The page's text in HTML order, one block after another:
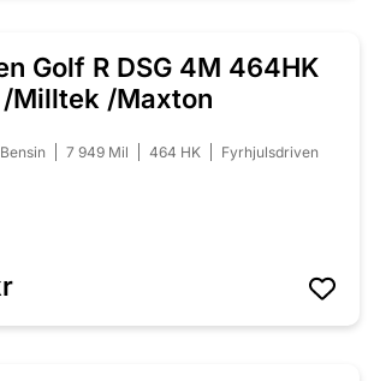
NYINKOMMEN
Golf R DSG 4M 464HK
Milltek /Maxton
Bensin 7 949 Mil 464 HK Fyrhjulsdriven